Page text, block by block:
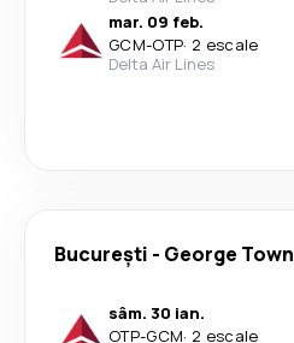
mar. 09 feb.
GCM-OTP· 2 escale
Delta Air Lines
București - George Town
sâm. 30 ian.
OTP-GCM· 2 escale